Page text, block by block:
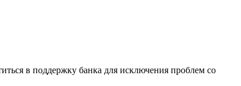
в поддержку банка для исключения проблем со